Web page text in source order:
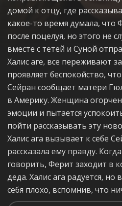
домой к отцу, где
какое-то время думала, что
после поцелуя, но этого не
вместе с тетей и Суной
Халис аге, все переживают
проявляет беспокойство,
Сейран сообщает матери
в Америку. Женщина
эмоции и пытается
пойти рассказывать эту
Халис ага вызывает к себе
рассказала ему правду.
говорить, Ферит заходит в
деда. Халис ага радуется, но
себя плохо, вспомнив, что